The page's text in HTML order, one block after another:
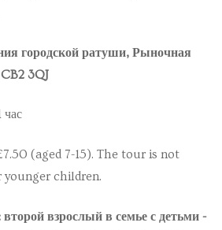
городской ратуши, Рыночная
3QJ
час
(aged 7-15). The tour is not
children.
взрослый в семье с детьми -